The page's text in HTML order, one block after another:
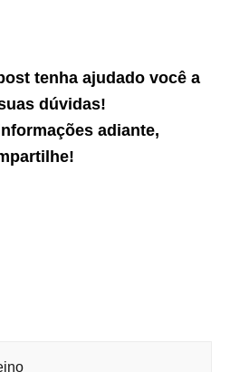
tenha ajudado você a
dúvidas!
adiante,